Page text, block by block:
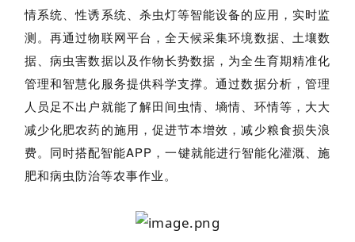
情系统、性诱系统、杀虫灯等智能设备的应用，实时监
测。再通过物联网平台，全天候采集环境数据、土壤数
据、病虫害数据以及作物长势数据，为全生育期精准化
管理和智慧化服务提供科学支撑。通过数据分析，管理
人员足不出户就能了解田间虫情、墒情、环情等，大大
减少化肥农药的施用，促进节本增效，减少粮食损失浪
费。同时搭配智能APP，一键就能进行智能化灌溉、施
肥和病虫防治等农事作业。